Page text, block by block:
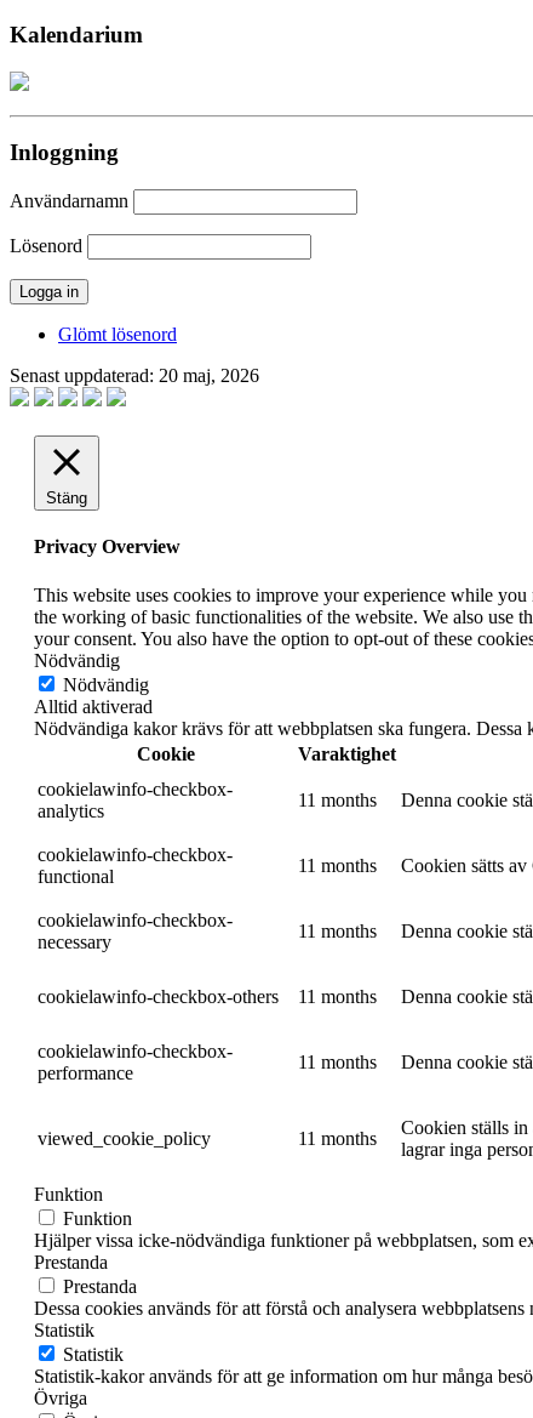
Kalendarium
Inloggning
Användarnamn
Lösenord
Glömt lösenord
Senast uppdaterad: 20 maj, 2026
Stäng
Privacy Overview
This website uses cookies to improve your experience while you
the working of basic functionalities of the website. We also use
your consent. You also have the option to opt-out of these
Nödvändig
Nödvändig
Alltid aktiverad
Nödvändiga kakor krävs för att webbplatsen ska fungera.
Cookie
Varaktighet
cookielawinfo-checkbox-
analytics
11 months Denna cookie
cookielawinfo-checkbox-
functional
11 months Cookien sätts
cookielawinfo-checkbox-
necessary
11 months Denna cookie
cookielawinfo-checkbox-others 11 months Denna cookie
cookielawinfo-checkbox-
performance
11 months Denna cookie
viewed_cookie_policy 11 months
Cookien ställs
lagrar inga
Funktion
Funktion
Hjälper vissa icke-nödvändiga funktioner på webbplatsen, som
Prestanda
Prestanda
Dessa cookies används för att förstå och analysera
Statistik
Statistik
Statistik-kakor används för att ge information om hur många
Övriga